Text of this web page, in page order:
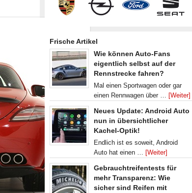
Frische Artikel
Wie können Auto-Fans
eigentlich selbst auf der
Rennstrecke fahren?
Mal einen Sportwagen oder gar
einen Rennwagen über … [Weiter]
Neues Update: Android Auto
nun in übersichtlicher
Kachel-Optik!
Endlich ist es soweit, Android
Auto hat einen … [Weiter]
Gebrauchtreifentests für
mehr Transparenz: Wie
sicher sind Reifen mit